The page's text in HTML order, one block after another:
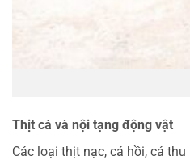
Thịt cá và nội tạng động vật
Các loại thịt nạc, cá hồi, cá